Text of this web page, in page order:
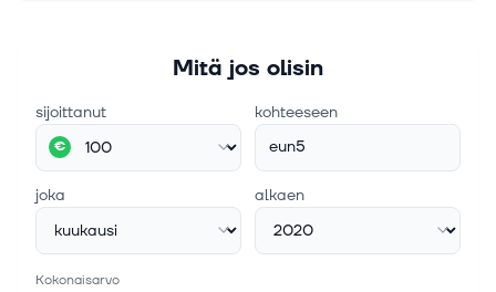
Mitä jos olisin
sijoittanut
€
kohteeseen
eun5
joka alkaen
Kokonaisarvo